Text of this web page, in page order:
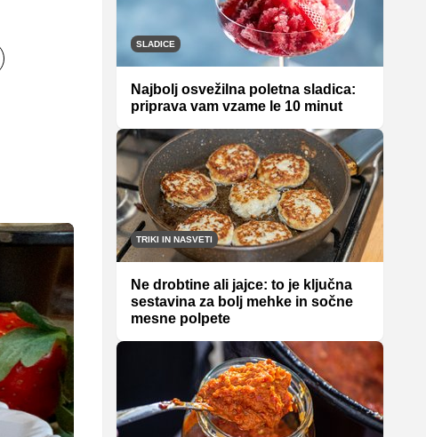
SLADICE
Najbolj osvežilna poletna sladica:
priprava vam vzame le 10 minut
TRIKI IN NASVETI
Ne drobtine ali jajce: to je ključna
sestavina za bolj mehke in sočne
mesne polpete